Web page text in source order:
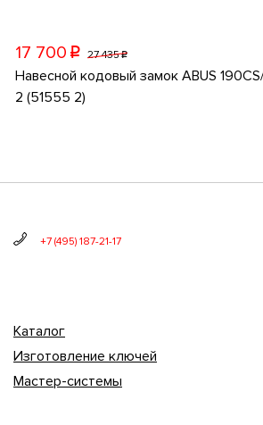
17 700 p 27 435p
Навесной кодовый замок ABUS
2 (51555 2)
+7 (495) 187-21-17
Каталог
Изготовление ключей
Мастер-системы